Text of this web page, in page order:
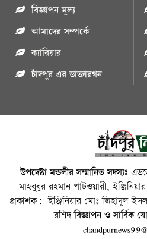
বিজ্ঞাপন মুল্য
আমাদের সম্পর্কে
ক্যারিয়ার
চাঁদপুর এর ডাক্তারগন
উপদেষ্টা মন্ডলীর সম্মানিত সদস্যঃ
মাহবুবুর রহমান পাটওয়ারী,
প্রকাশক: ইঞ্জিনিয়ার মোঃ জিহাদুল
রশিদবিজ্ঞাপন ও সার্বিক